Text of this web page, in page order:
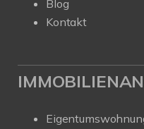
Blog
Kontakt